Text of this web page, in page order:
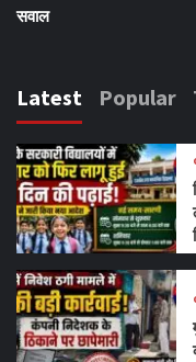
सवाल
Latest Popular